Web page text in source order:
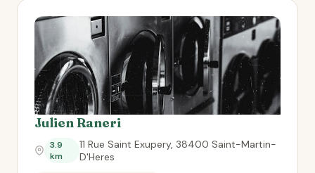
Julien Raneri
3.9
km
11 Rue Saint Exupery, 38400 Saint-Martin-
D'Heres